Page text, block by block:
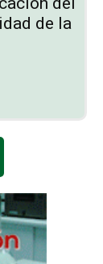
de la